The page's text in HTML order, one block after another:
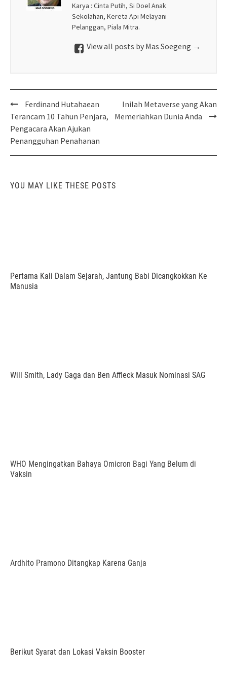
Karya : Cinta Putih, Si Doel Anak
Sekolahan, Kereta Api Melayani
Pelanggan, Piala Mitra.
View all posts by Mas Soegeng →
Post
navigation
Ferdinand Hutahaean
Terancam 10 Tahun Penjara,
Pengacara Akan Ajukan
Penangguhan Penahanan
Inilah Metaverse yang Akan
Memeriahkan Dunia Anda
YOU MAY LIKE THESE POSTS
Pertama Kali Dalam Sejarah, Jantung Babi Dicangkokkan Ke
Manusia
Will Smith, Lady Gaga dan Ben Affleck Masuk Nominasi SAG
WHO Mengingatkan Bahaya Omicron Bagi Yang Belum di
Vaksin
Ardhito Pramono Ditangkap Karena Ganja
Berikut Syarat dan Lokasi Vaksin Booster